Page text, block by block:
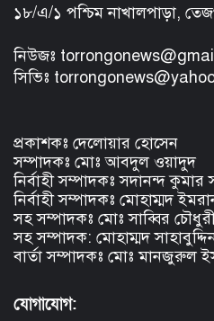
১৮/এ/১ পশ্চিম নাখালপাড়া,
নিউজঃ
সিভিঃ
প্রকাশকঃ দেলোয়ার হোসেন
সম্পাদকঃ মোঃ আবদুল ওয়াদুদ
নির্বাহী সম্পাদকঃ সদানন্দ কুমার
নির্বাহী সম্পাদকঃ মোহাম্মদ
সহ সম্পাদকঃ মোঃ সাব্বির
সহ সম্পাদক: মোহাম্মদ
বার্তা সম্পাদকঃ মোঃ মানজুরুল
যোগাযোগ: